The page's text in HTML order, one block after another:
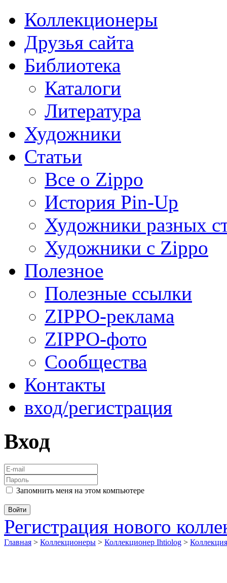
Коллекционеры
Друзья сайта
Библиотека
Каталоги
Литература
Художники
Статьи
Все о Zippo
История Pin-Up
Художники разных
Художники с Zippo
Полезное
Полезные ссылки
ZIPPO-реклама
ZIPPO-фото
Сообщества
Контакты
вход/регистрация
Вход
Запомнить меня на этом компьютере
Регистрация нового
Главная > Коллекционеры > Коллекционер Ihtiolog >